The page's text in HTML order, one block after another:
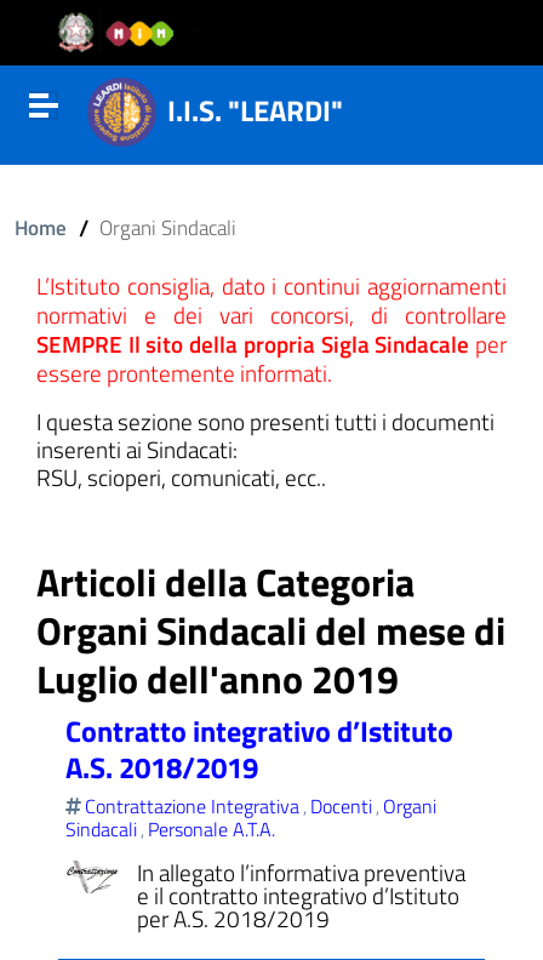
Vai al contenuto
Vail al menu di navigazione
Vai al footer
Attiva disattiva la navigazione
del sito
I.I.S. "LEARDI"
Home / Organi Sindacali
L’Istituto consiglia, dato i continui aggiornamenti
normativi e dei vari concorsi, di controllare
SEMPRE Il sito della propria Sigla Sindacale per
essere prontemente informati.
I questa sezione sono presenti tutti i documenti
inserenti ai Sindacati:
RSU, scioperi, comunicati, ecc..
Articoli della Categoria
Organi Sindacali del mese di
Luglio dell'anno 2019
Contratto integrativo d’Istituto
A.S. 2018/2019
Contrattazione Integrativa, Docenti, Organi
Sindacali, Personale A.T.A.
In allegato l’informativa preventiva
e il contratto integrativo d’Istituto
per A.S. 2018/2019